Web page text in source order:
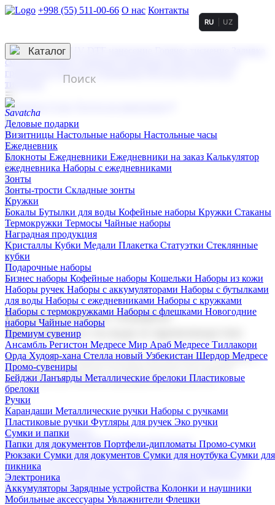
+998 (55) 511-00-66 О нас Контакты
3D гравировка
смолой (Doming)
гравировка твердая
тиснение
RU UZ
☰
Контакты
Каталог
Деловые подарки
Визитницы Настольные наборы Настольные часы
Ежедневник
Блокноты Ежедневники Ежедневники на заказ Калькулятор
ежедневника Наборы с ежедневниками
Зонты
Зонты-трости Складные зонты
Кружки
Бокалы Бутылки для воды Кофейные наборы Кружки Стаканы
Термокружки Термосы Чайные наборы
Наградная продукция
Kристаллы Кубки Медали Плакетка Статуэтки Стеклянные
кубки
Подарочные наборы
Бизнес наборы Кофейные наборы Кошельки Наборы из кожи
Наборы ручек Наборы с аккумуляторами Наборы с бутылками
для воды Наборы с ежедневниками Наборы с кружками
Наборы с термокружками Наборы с флешками Новогодние
наборы Чайные наборы
Премиум сувенир
Ансамбль Регистон Медресе Мир Араб Медресе Тиллакори
Орда Худояр-хана Стелла новый Узбекистан Шердор Медресе
Промо-сувениры
Бейджи Ланъярды Металлические брелоки Пластиковые
брелоки
Ручки
Карандаши Металлические ручки Наборы с ручками
Пластиковые ручки Футляры для ручек Эко ручки
Сумки и папки
Папки для документов Портфели-дипломаты Промо-сумки
Рюкзаки Сумки для документов Сумки для ноутбука Сумки для
пикника
Электроника
Аккумуляторы Зарядные устройства Колонки и наушники
Мобильные аксессуары Увлажнители Флешки
Корпоративные подарки
Поставка со склада и производство
Мы предлагаем широкий выбор корпоративных подарков и
сувениров с логотипом. В нашем каталоге вы найдете
продукцию для бизнеса, мероприятия и клиентов.
Подарочные наборы
Бизнес наборыКофейные наборы Кошельки
Наборы из кожиНаборы ручекНаборы с аккумуляторами
Наборы с бутылками для воды
Наборы с ежедневниками
Наборы с кружками
флешкамиНовогодние наборыЧайные наборы